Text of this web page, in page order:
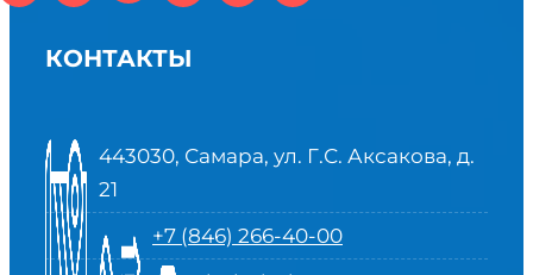
КОНТАКТЫ
443030, Самара, ул. Г.С. Аксакова, д.
21
+7 (846) 266-40-00